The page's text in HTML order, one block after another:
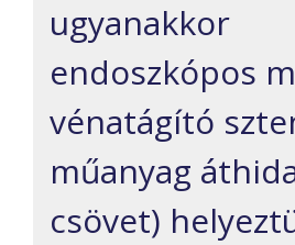
ugyanakkor
endoszkópos
vénatágító
műanyag
csövet)